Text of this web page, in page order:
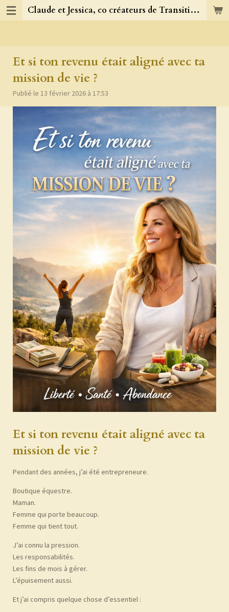
Passer
Claude et Jessica, co créateurs de TransitionJC
Et si ton revenu était aligné avec ta
mission de vie ?
Publié le 13 février 2026 à 17:53
Et si ton revenu était aligné avec ta
mission de vie ?
Pendant des années, j’ai été entrepreneure.
Boutique équestre.
Maman.
Femme qui porte beaucoup.
Femme qui tient tout.
J’ai connu la pression.
Les responsabilités.
Les fins de mois à gérer.
L’épuisement aussi.
Et j’ai compris quelque chose d’essentiel :